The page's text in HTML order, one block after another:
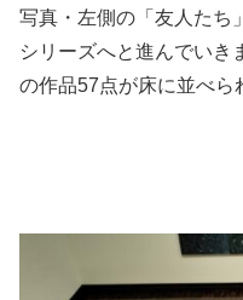
写真・左側の「友人たち
シリーズへと進んでいき
の作品57点が床に並べら